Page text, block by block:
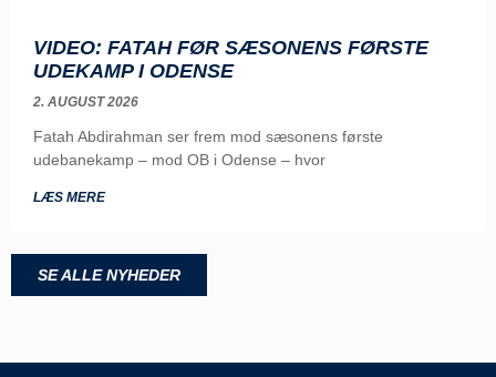
VIDEO: FATAH FØR SÆSONENS FØRSTE
UDEKAMP I ODENSE
2. AUGUST 2026
Fatah Abdirahman ser frem mod sæsonens første
udebanekamp – mod OB i Odense – hvor
LÆS MERE
SE ALLE NYHEDER